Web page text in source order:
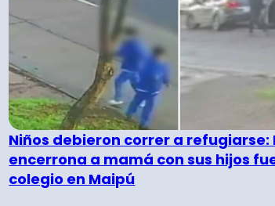
Niños debieron correr a
encerrona a mamá con sus hijos
colegio en Maipú